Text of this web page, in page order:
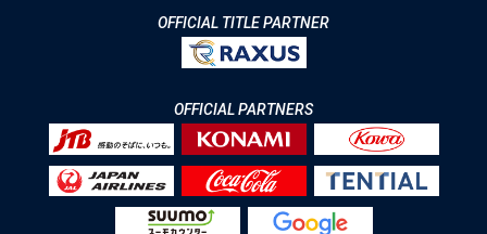
OFFICIAL TITLE PARTNER
OFFICIAL PARTNERS